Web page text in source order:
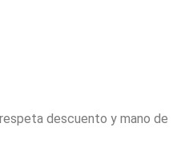
descuento y mano de